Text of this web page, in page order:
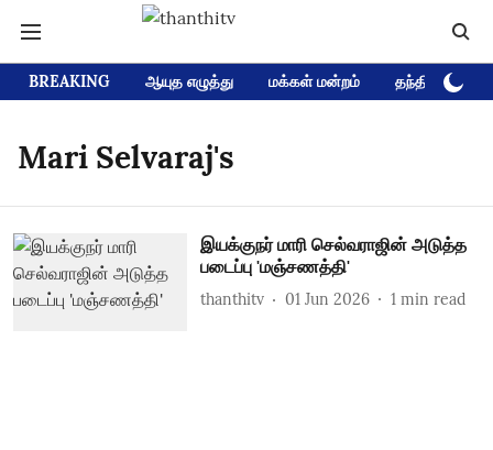
BREAKING ஆயுத எழுத்து மக்கள் மன்றம் தந்தி டிவி
Mari Selvaraj's
இயக்குநர் மாரி செல்வராஜின் அடுத்த
படைப்பு 'மஞ்சணத்தி'
thanthitv 01 Jun 2026 1 min read